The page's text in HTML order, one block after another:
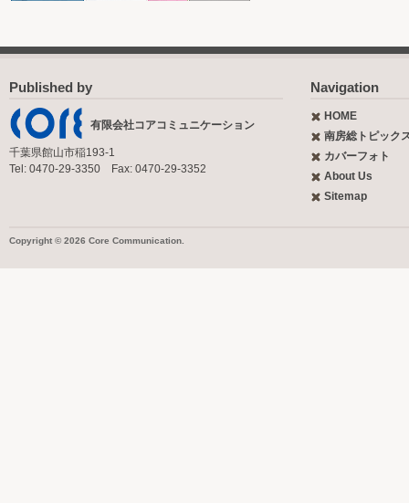
Published by
有限会社コアコミュニケーション
千葉県館山市稲193-1
Tel: 0470-29-3350 Fax: 0470-29-3352
Navigation
HOME
南房総トピック
カバーフォト
About Us
Sitemap
Copyright © 2026 Core Communication.